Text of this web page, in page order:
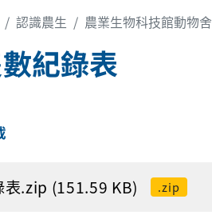
認識農生 農業生物科技館動物舍
紀錄表
表.zip (151.59 KB) .zip